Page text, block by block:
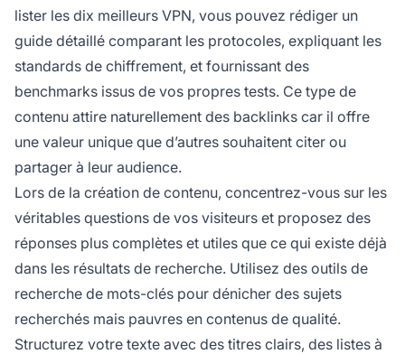
lister les dix meilleurs VPN, vous pouvez rédiger un
guide détaillé comparant les protocoles, expliquant les
standards de chiffrement, et fournissant des
benchmarks issus de vos propres tests. Ce type de
contenu attire naturellement des backlinks car il offre
une valeur unique que d’autres souhaitent citer ou
partager à leur audience.
Lors de la création de contenu, concentrez-vous sur les
véritables questions de vos visiteurs et proposez des
réponses plus complètes et utiles que ce qui existe déjà
dans les résultats de recherche. Utilisez des outils de
recherche de mots-clés pour dénicher des sujets
recherchés mais pauvres en contenus de qualité.
Structurez votre texte avec des titres clairs, des listes à